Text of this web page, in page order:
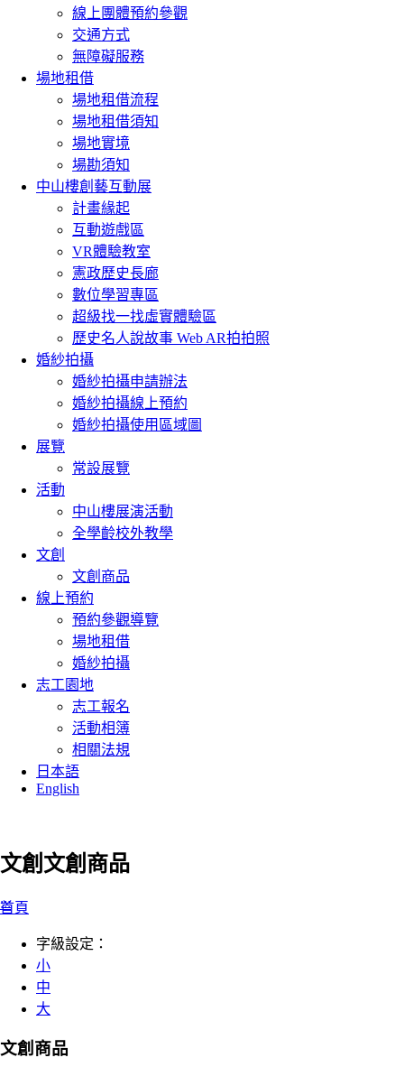
線上團體預約參觀
交通方式
無障礙服務
場地租借
場地租借流程
場地租借須知
場地實境
場勘須知
中山樓創藝互動展
計畫緣起
互動遊戲區
VR體驗教室
憲政歷史長廊
數位學習專區
超級找一找虛實體驗區
歷史名人說故事 Web AR拍拍照
婚紗拍攝
婚紗拍攝申請辦法
婚紗拍攝線上預約
婚紗拍攝使用區域圖
展覽
常設展覽
活動
中山樓展演活動
全學齡校外教學
文創
文創商品
線上預約
預約參觀導覽
場地租借
婚紗拍攝
志工園地
志工報名
活動相簿
相關法規
日本語
English
文創 文創商品
:::
首頁
字級設定：
小
中
大
文創商品